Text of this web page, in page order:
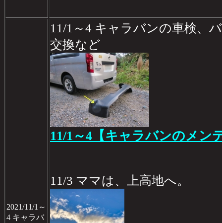
2021/11/1～
4 キャラバ
11/1～4 キャラバンの車検、
交換など
11/1～4【キャラバンのメン
11/3 ママは、上高地へ。